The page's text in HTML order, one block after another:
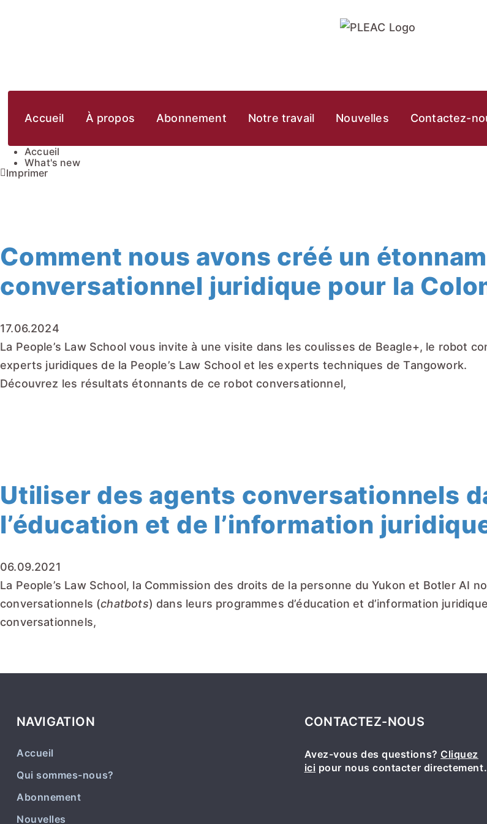
Accueil À propos Abonnement Notre travail Nouvelles Contactez-
Accueil
What's new
Imprimer
Comment nous avons créé un
conversationnel juridique pour la
17.06.2024
La People’s Law School vous invite à une visite dans les coulisses de Beagle+, le robot
experts juridiques de la People’s Law Schoolet les experts techniques deTangowork.
Découvrez les résultats étonnants de ce robot conversationnel,
Utiliser des agents conversationnels
l’éducation et de l’information
06.09.2021
La People’s Law School, la Commission des droits de la personne du Yukon et Botler AI
conversationnels (chatbots) dans leurs programmes d’éducation et d’information
conversationnels,
NAVIGATION
Accueil
Qui sommes-nous?
Abonnement
Nouvelles
CONTACTEZ-NOUS
Avez-vous des questions? Cliquez
ici pour nous contacter directement.